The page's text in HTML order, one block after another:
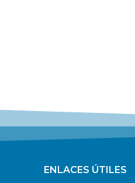
ENLACES ÚTILES